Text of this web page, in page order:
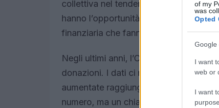
of my
was
Opted
Google
I want
web or
I want
collettiva nel tendere una mano a chi
hanno l’opportunità di dare un
finanziaria che fanno la differenza in
Negli ultimi anni, l’Obolo di San
donazioni. I dati ci raccontano una
aumentate raggiungendo la cifra
numero, ma un chiaro segnale